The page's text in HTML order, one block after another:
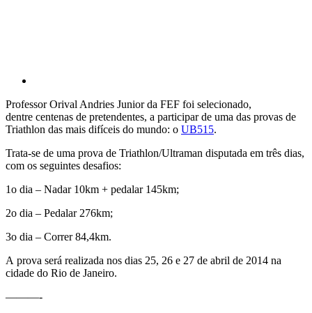
Professor Orival Andries Junior da FEF foi selecionado,
dentre centenas de pretendentes, a participar de uma das provas de
Triathlon das mais difíceis do mundo: o UB515.
Trata-se de uma prova de Triathlon/Ultraman disputada em três dias,
com os seguintes desafios:
1o dia – Nadar 10km + pedalar 145km;
2o dia – Pedalar 276km;
3o dia – Correr 84,4km.
A prova será realizada nos dias 25, 26 e 27 de abril de 2014 na
cidade do Rio de Janeiro.
———-